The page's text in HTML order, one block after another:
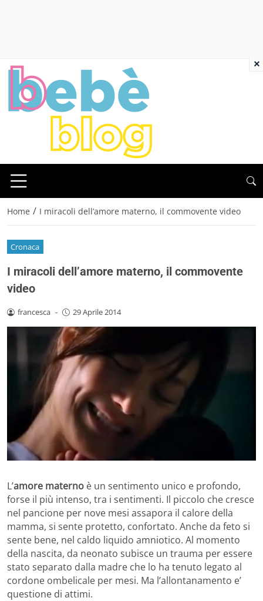
Home / I miracoli dell’amore materno, il commovente video
Cronaca
I miracoli dell’amore materno, il commovente
video
francesca - 29 Aprile 2014
L’amore materno è un sentimento unico e profondo,
forse il più intenso, tra i sentimenti. Il piccolo che cresce
nel pancione per nove mesi assapora il calore della
mamma, si sente protetto, confortato. Anche da feto si
sente bene, nel caldo liquido amniotico. Al momento
della nascita, da neonato subisce un trauma per essere
stato separato dalla madre che lo ha tenuto legato al
cordone ombelicale per mesi. Ma l’allontanamento e’
questione di attimi.
×